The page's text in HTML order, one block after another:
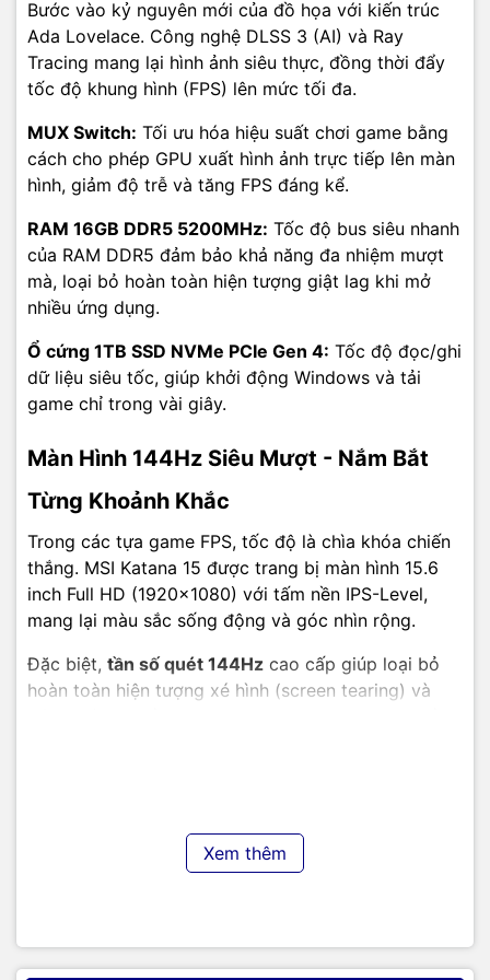
Bước vào kỷ nguyên mới của đồ họa với kiến trúc
Ada Lovelace. Công nghệ DLSS 3 (AI) và Ray
Tracing mang lại hình ảnh siêu thực, đồng thời đẩy
tốc độ khung hình (FPS) lên mức tối đa.
MUX Switch: Tối ưu hóa hiệu suất chơi game bằng
cách cho phép GPU xuất hình ảnh trực tiếp lên màn
hình, giảm độ trễ và tăng FPS đáng kể.
RAM 16GB DDR5 5200MHz: Tốc độ bus siêu nhanh
của RAM DDR5 đảm bảo khả năng đa nhiệm mượt
mà, loại bỏ hoàn toàn hiện tượng giật lag khi mở
nhiều ứng dụng.
Ổ cứng 1TB SSD NVMe PCIe Gen 4: Tốc độ đọc/ghi
dữ liệu siêu tốc, giúp khởi động Windows và tải
game chỉ trong vài giây.
Màn Hình 144Hz Siêu Mượt - Nắm Bắt
Từng Khoảnh Khắc
Trong các tựa game FPS, tốc độ là chìa khóa chiến
thắng. MSI Katana 15 được trang bị màn hình 15.6
inch Full HD (1920x1080) với tấm nền IPS-Level,
mang lại màu sắc sống động và góc nhìn rộng.
Đặc biệt, tần số quét 144Hz cao cấp giúp loại bỏ
hoàn toàn hiện tượng xé hình (screen tearing) và
Cooler Boost 5 Độc Quyền
Xem thêm